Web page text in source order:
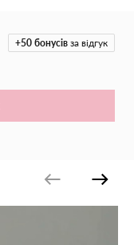
+50 бонусів за відгук